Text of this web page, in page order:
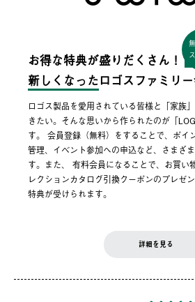
お得な特典が盛りだくさん！
新しくなった ロゴスファミリー
ロゴス製品を愛用されている皆様と「家族
きたい。そんな思いから作られたのが「
す。 会員登録（無料）をすることで、ポイ
管理、イベント参加への申込など、さまざ
す。また、 有料会員になることで、お買い
レクションカタログ引換クーポンのプレゼ
特典が受けられます。
詳細を見る